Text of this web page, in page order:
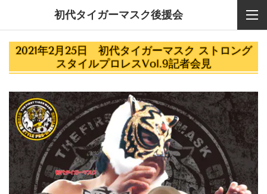
初代タイガーマスク後援会
2021年2月25日 初代タイガーマスク ストロング
スタイルプロレスVol.9記者会見